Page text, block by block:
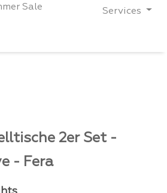
Sale Services
2er Set -
- Fera